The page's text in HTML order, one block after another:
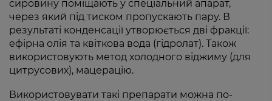
сировину поміщають у спеціальний апарат,
через який під тиском пропускають пару. В
результаті конденсації утворюється дві фракції:
ефірна олія та квіткова вода (гідролат). Також
використовують метод холодного віджиму (для
цитрусових), мацерацію.
Використовувати такі препарати можна по-